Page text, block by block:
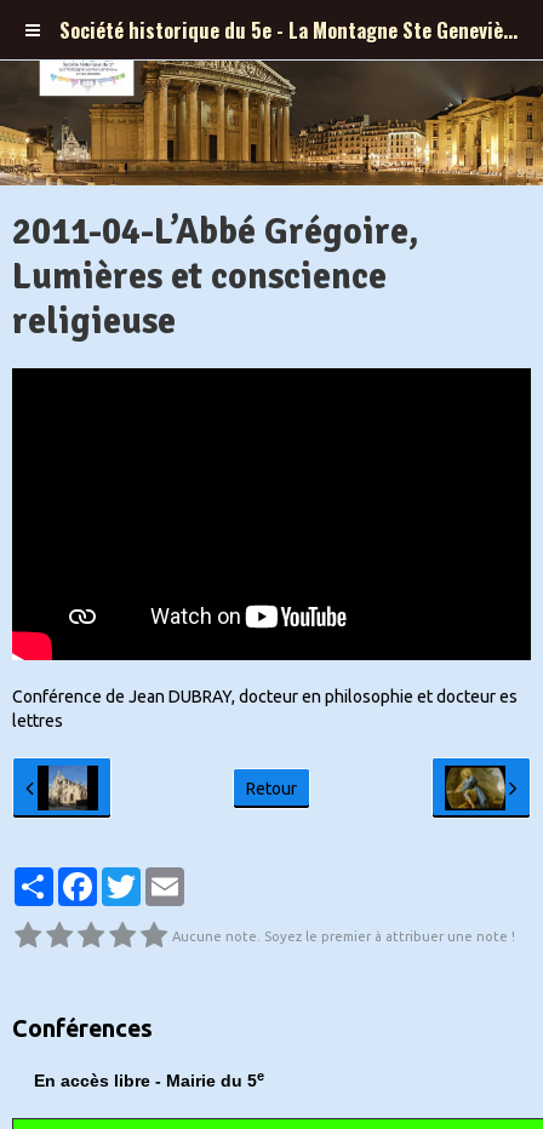
Société historique du 5e - La Montagne Ste Geneviève et ses abords
2011-04-L’Abbé Grégoire,
Lumières et conscience
religieuse
Conférence de Jean DUBRAY, docteur en philosophie et docteur es
lettres
Retour
PartagerFacebook
Twitter
Aucune note. Soyez le premier à attribuer une note !
Conférences
En accès libre - Mairie du 5e